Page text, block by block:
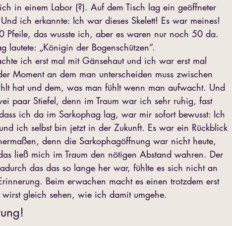
in einem Labor (?). Auf dem Tisch lag ein geöffneter
ich erkannte: Ich war dieses Skelett! Es war meines!
Pfeile, das wusste ich, aber es waren nur noch 50 da.
lautete: „Königin der Bogenschützen“.
ich erst mal mit Gänsehaut und ich war erst mal
Moment an dem man unterscheiden muss zwischen
hat und dem, was man fühlt wenn man aufwacht. Und
paar Stiefel, denn im Traum war ich sehr ruhig, fast
ich da im Sarkophag lag, war mir sofort bewusst: Ich
ich selbst bin jetzt in der Zukunft. Es war ein Rückblick
denn die Sarkophagöffnung war nicht heute,
ließ mich im Traum den nötigen Abstand wahren. Der
das das so lange her war, fühlte es sich nicht an
Beim erwachen macht es einen trotzdem erst
gleich sehen, wie ich damit umgehe.